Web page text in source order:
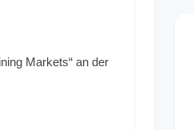
Markets“ an der